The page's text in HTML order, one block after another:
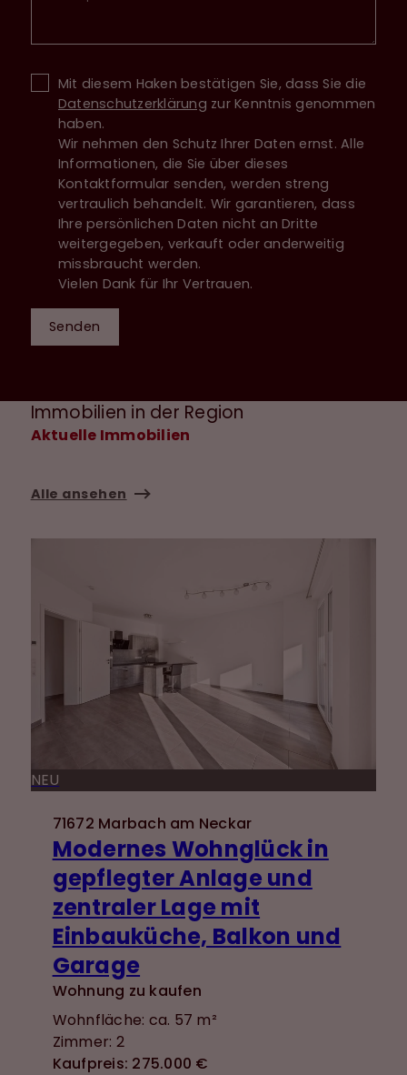
Mit diesem Haken bestätigen Sie, dass Sie die
Datenschutzerklärung zur Kenntnis genommen
haben.
Wir nehmen den Schutz Ihrer Daten ernst. Alle
Informationen, die Sie über dieses
Kontaktformular senden, werden streng
vertraulich behandelt. Wir garantieren, dass
Ihre persönlichen Daten nicht an Dritte
weitergegeben, verkauft oder anderweitig
missbraucht werden.
Vielen Dank für Ihr Vertrauen.
Senden
Immobilien in der Region
Aktuelle Immobilien
Alle ansehen
NEU
71672 Marbach am Neckar
Modernes Wohnglück in
gepflegter Anlage und
zentraler Lage mit
Einbauküche, Balkon und
Garage
Wohnung zu kaufen
Wohnfläche: ca. 57 m²
Zimmer: 2
Kaufpreis: 275.000 €